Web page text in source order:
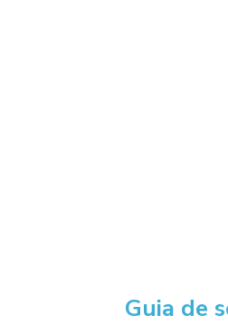
Guia de